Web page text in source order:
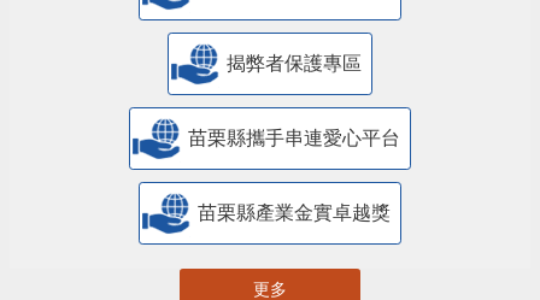
揭弊者保護專區
苗栗縣攜手串連愛心平台
苗栗縣產業金實卓越獎
更多